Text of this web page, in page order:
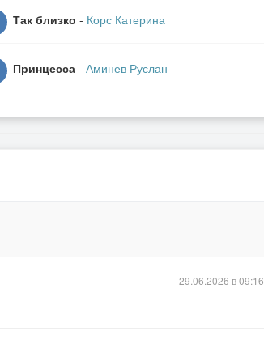
Так близко - Корс Катерина
Принцесса - Аминев Руслан
29.06.2026 в 09:16